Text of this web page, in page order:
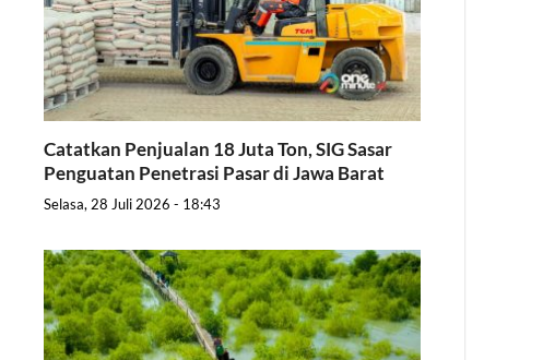
Catatkan Penjualan 18 Juta Ton, SIG Sasar
Penguatan Penetrasi Pasar di Jawa Barat
Selasa, 28 Juli 2026 - 18:43